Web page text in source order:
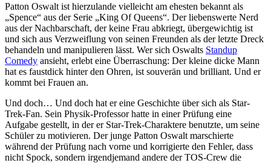
Patton Oswalt ist hierzulande vielleicht am ehesten bekannt als
„Spence“ aus der Serie „King Of Queens“. Der liebenswerte Nerd
aus der Nachbarschaft, der keine Frau abkriegt, übergewichtig ist
und sich aus Verzweiflung von seinen Freunden als der letzte Dreck
behandeln und manipulieren lässt. Wer sich Oswalts Standup
Comedy ansieht, erlebt eine Überraschung: Der kleine dicke Mann
hat es faustdick hinter den Ohren, ist souverän und brilliant. Und er
kommt bei Frauen an.
Und doch… Und doch hat er eine Geschichte über sich als Star-
Trek-Fan. Sein Physik-Professor hatte in einer Prüfung eine
Aufgabe gestellt, in der er Star-Trek-Charaktere benutzte, um seine
Schüler zu motivieren. Der junge Patton Oswalt marschierte
während der Prüfung nach vorne und korrigierte den Fehler, dass
nicht Spock, sondern irgendjemand andere der TOS-Crew die